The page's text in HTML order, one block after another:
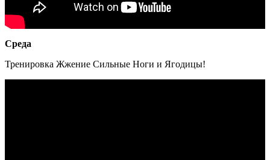
Среда
Тренировка Жжение Сильные Ноги и Ягодицы!